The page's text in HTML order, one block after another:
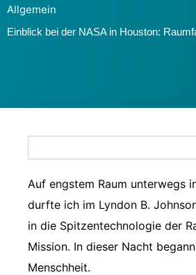
Allgemein
Einblick bei der NASA in Houston:
Auf engstem Raum unterwegs
durfte ich im Lyndon B.
in die Spitzentechnologie der
Mission. In dieser Nacht
Menschheit.